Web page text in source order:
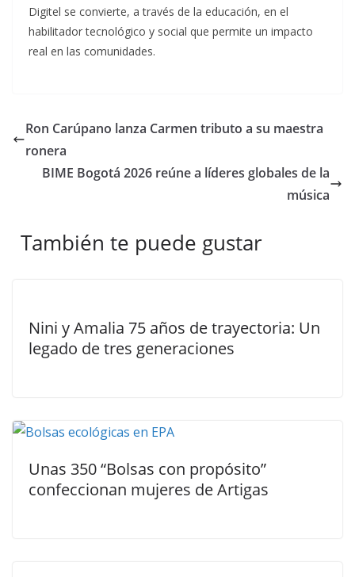
Digitel se convierte, a través de la educación, en el
habilitador tecnológico y social que permite un impacto
real en las comunidades.
Ron Carúpano lanza Carmen tributo a su maestra
ronera
BIME Bogotá 2026 reúne a líderes globales de la
música
También te puede gustar
Nini y Amalia 75 años de trayectoria: Un
legado de tres generaciones
Unas 350 “Bolsas con propósito”
confeccionan mujeres de Artigas